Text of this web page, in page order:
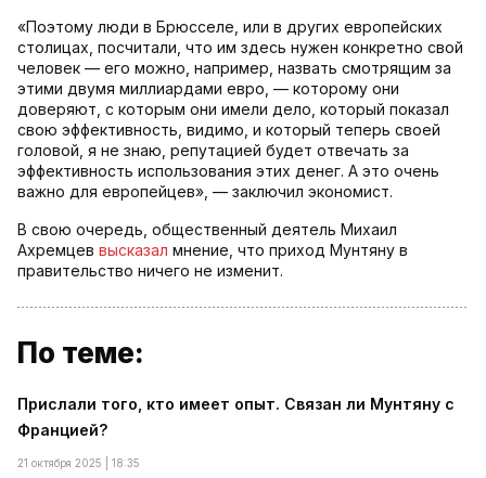
«Поэтому люди в Брюсселе, или в других европейских
столицах, посчитали, что им здесь нужен конкретно свой
человек — его можно, например, назвать смотрящим за
этими двумя миллиардами евро, — которому они
доверяют, с которым они имели дело, который показал
свою эффективность, видимо, и который теперь своей
головой, я не знаю, репутацией будет отвечать за
эффективность использования этих денег. А это очень
важно для европейцев», — заключил экономист.
В свою очередь, общественный деятель Михаил
Ахремцев высказал мнение, что приход Мунтяну в
правительство ничего не изменит.
По теме:
Прислали того, кто имеет опыт. Связан ли Мунтяну с
Францией?
21 октября 2025 | 18:35